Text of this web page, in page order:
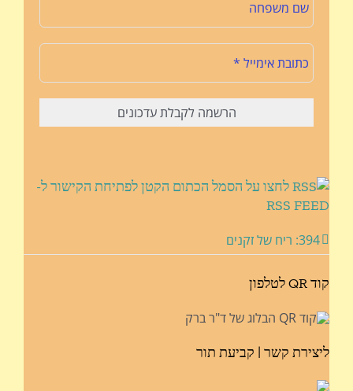
לחצו על הסמל הכתום הקטן לפתיחת הקישור ל-
RSS FEED
394: ריח של זקנים
קוד QR לטלפון
ליצירת קשר | קביעת תור